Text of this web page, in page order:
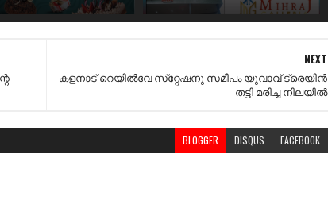
NEXT
കളനാട് റെയില്‍വേ സ്‌റ്റേഷനു സമീപം യുവാവ് ട്രെയിന്‍
തട്ടി മരിച്ച നിലയില്‍
BLOGGER DISQUS FACEBOOK